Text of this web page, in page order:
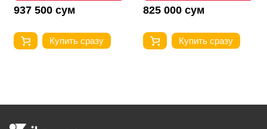
937 500 сум
Купить сразу
825 000 сум
Купить сразу